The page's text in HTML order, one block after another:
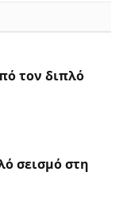
τον διπλό
σεισμό στη